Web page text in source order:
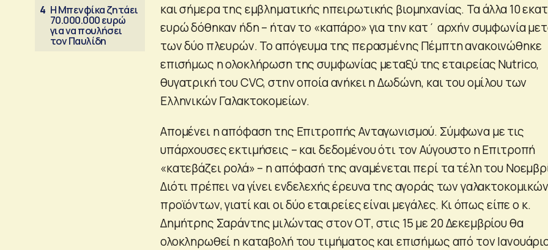
4 Η Μπενφίκα ζητάει
70.000.000 ευρώ
για να πουλήσει
τον Παυλίδη
και σήμερα της εμβληματικής ηπειρωτικής βιομηχανίας. Τα άλλα 10
ευρώ δόθηκαν ήδη – ήταν το «καπάρο» για την κατ΄ αρχήν συμφωνία
των δύο πλευρών. Το απόγευμα της περασμένης Πέμπτη ανακοινώθηκε
επισήμως η ολοκλήρωση της συμφωνίας μεταξύ της εταιρείας Nutrico,
θυγατρική του CVC, στην οποία ανήκει η Δωδώνη, και του ομίλου των
Ελληνικών Γαλακτοκομείων.
Απομένει η απόφαση της Επιτροπής Ανταγωνισμού. Σύμφωνα με τις
υπάρχουσες εκτιμήσεις – και δεδομένου ότι τον Αύγουστο η Επιτροπή
«κατεβάζει ρολά» – η απόφασή της αναμένεται περί τα τέλη του
Διότι πρέπει να γίνει ενδελεχής έρευνα της αγοράς των γαλακτοκομικών
προϊόντων, γιατί και οι δύο εταιρείες είναι μεγάλες. Κι όπως είπε ο κ.
Δημήτρης Σαράντης μιλώντας στον ΟΤ, στις 15 με 20 Δεκεμβρίου θα
ολοκληρωθεί η καταβολή του τιμήματος και επισήμως από τον